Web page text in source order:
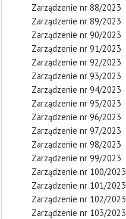
Zarządzenie nr 88/2023
Zarządzenie nr 89/2023
Zarządzenie nr 90/2023
Zarządzenie nr 91/2023
Zarządzenie nr 92/2023
Zarządzenie nr 93/2023
Zarządzenie nr 94/2023
Zarządzenie nr 95/2023
Zarządzenie nr 96/2023
Zarządzenie nr 97/2023
Zarządzenie nr 98/2023
Zarządzenie nr 99/2023
Zarządzenie nr 100/2023
Zarządzenie nr 101/2023
Zarządzenie nr 102/2023
Zarządzenie nr 103/2023